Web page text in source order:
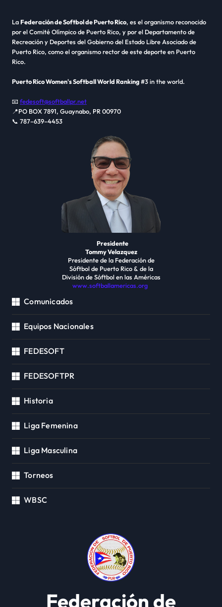
LaFederación de Softbol de Puerto Rico, es el organismo reconocido
por el Comité Olímpico de Puerto Rico, y por el Departamento de
Recreación y Deportes del Gobierno del Estado Libre Asociado de
Puerto Rico, como el organismo rector de este deporte en Puerto
Rico.
Puerto Rico Women's Softball World Ranking#3 in the world.
📧 fedesoft@softballpr.net
📍PO BOX 7891, Guaynabo, PR 00970
📞 787–639–4453
Presidente
Tommy Velazquez
Presidente de la Federación de
Sóftbol de Puerto Rico & de la
División de Sóftbol en las Américas
www.softballamericas.org
Comunicados
Equipos Nacionales
FEDESOFT
FEDESOFTPR
Historia
Liga Femenina
Liga Masculina
Torneos
WBSC
Federación de